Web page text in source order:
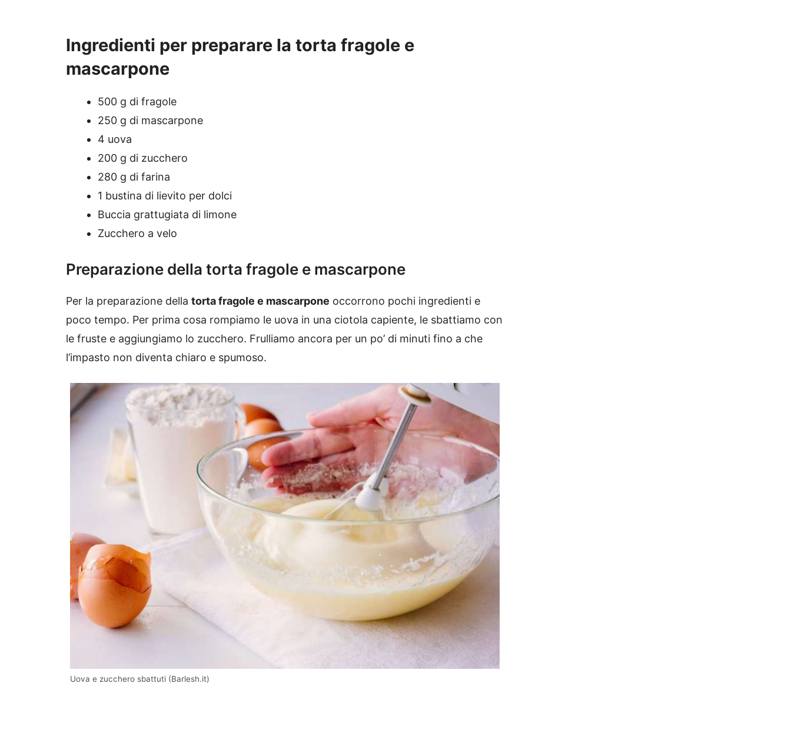
Ingredienti per preparare la torta fragole e
mascarpone
500 g di fragole
250 g di mascarpone
4 uova
200 g di zucchero
280 g di farina
1 bustina di lievito per dolci
Buccia grattugiata di limone
Zucchero a velo
Preparazione della torta fragole e mascarpone
Per la preparazione della torta fragole e mascarpone occorrono pochi ingredienti e
poco tempo. Per prima cosa rompiamo le uova in una ciotola capiente, le sbattiamo con
le fruste e aggiungiamo lo zucchero. Frulliamo ancora per un po’ di minuti fino a che
l’impasto non diventa chiaro e spumoso.
Uova e zucchero sbattuti (Barlesh.it)